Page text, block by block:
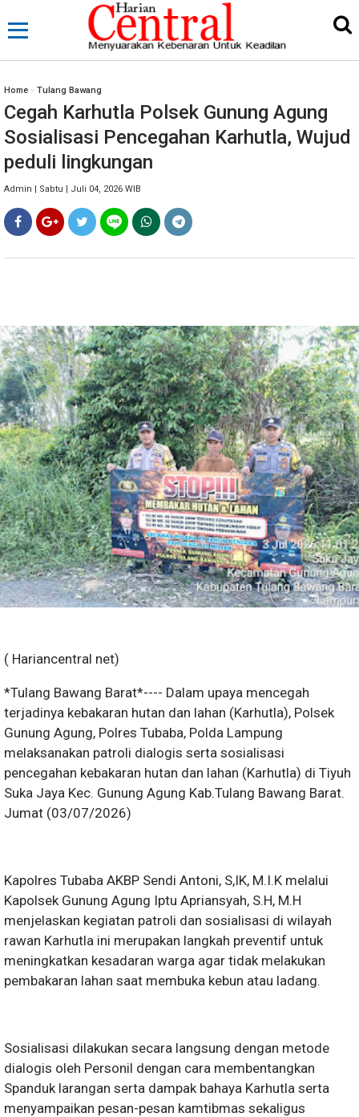
Home » Tulang Bawang
Cegah Karhutla Polsek Gunung Agung
Sosialisasi Pencegahan Karhutla, Wujud
peduli lingkungan
Admin | Sabtu | Juli 04, 2026 WIB
( Hariancentral net)
*Tulang Bawang Barat*---- Dalam upaya mencegah
terjadinya kebakaran hutan dan lahan (Karhutla), Polsek
Gunung Agung, Polres Tubaba, Polda Lampung
melaksanakan patroli dialogis serta sosialisasi
pencegahan kebakaran hutan dan lahan (Karhutla) di Tiyuh
Suka Jaya Kec. Gunung Agung Kab.Tulang Bawang Barat.
Jumat (03/07/2026)
Kapolres Tubaba AKBP Sendi Antoni, S,IK, M.I.K melalui
Kapolsek Gunung Agung Iptu Apriansyah, S.H, M.H
menjelaskan kegiatan patroli dan sosialisasi di wilayah
rawan Karhutla ini merupakan langkah preventif untuk
meningkatkan kesadaran warga agar tidak melakukan
pembakaran lahan saat membuka kebun atau ladang.
Sosialisasi dilakukan secara langsung dengan metode
dialogis oleh Personil dengan cara membentangkan
Spanduk larangan serta dampak bahaya Karhutla serta
menyampaikan pesan-pesan kamtibmas sekaligus